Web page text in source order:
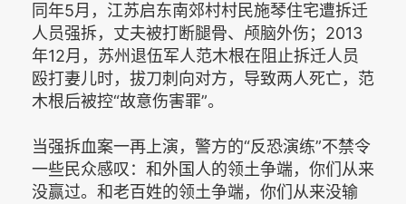
同年5月，江苏启东南郊村村民施琴住宅遭拆迁
人员强拆，丈夫被打断腿骨、颅脑外伤；2013
年12月，苏州退伍军人范木根在阻止拆迁人员
殴打妻儿时，拔刀刺向对方，导致两人死亡，范
木根后被控“故意伤害罪”。
当强拆血案一再上演，警方的“反恐演练”不禁令
一些民众感叹：和外国人的领土争端，你们从来
没赢过。和老百姓的领土争端，你们从来没输